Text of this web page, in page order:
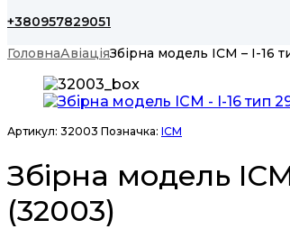
+380957829051
ГоловнаАвіаціяЗбірна модель ICM – I-16
Артикул: 32003 Позначка: ICM
Збірна модель
(32003)